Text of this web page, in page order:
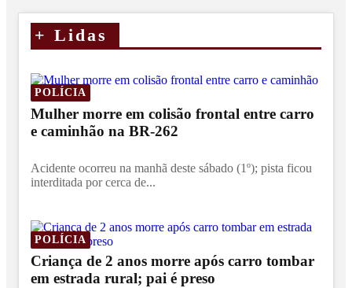
+ Lidas
POLÍCIA
Mulher morre em colisão frontal entre carro
e caminhão na BR-262
Acidente ocorreu na manhã deste sábado (1º); pista ficou
interditada por cerca de...
POLÍCIA
Criança de 2 anos morre após carro tombar
em estrada rural; pai é preso